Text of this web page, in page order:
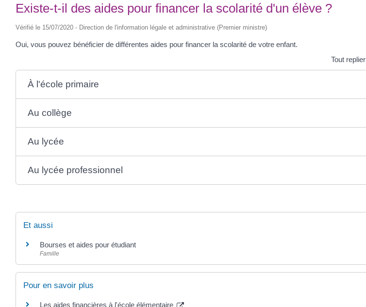
Existe-t-il des aides pour financer la scolarité d'un élève ?
Vérifié le 15/07/2020 - Direction de l'information légale et administrative (Premier ministre)
Oui, vous pouvez bénéficier de différentes aides pour financer la scolarité de votre enfant.
Tout replier
À l'école primaire
Au collège
Au lycée
Au lycée professionnel
Et aussi
Bourses et aides pour étudiant
Famille
Pour en savoir plus
Les aides financières à l'école élémentaire